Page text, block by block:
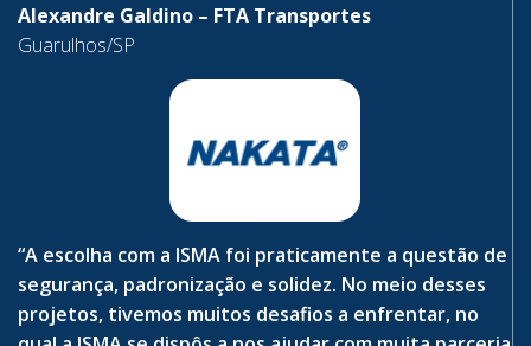
Alexandre Galdino – FTA Transportes
Guarulhos/SP
“A escolha com a ISMA foi praticamente a questão de
segurança, padronização e solidez. No meio desses
projetos, tivemos muitos desafios a enfrentar, no